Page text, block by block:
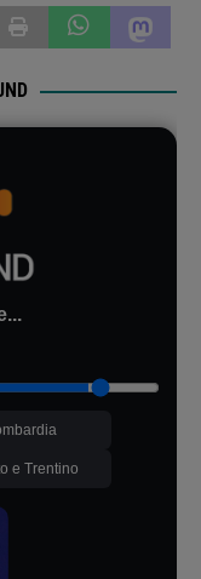
e Trentino